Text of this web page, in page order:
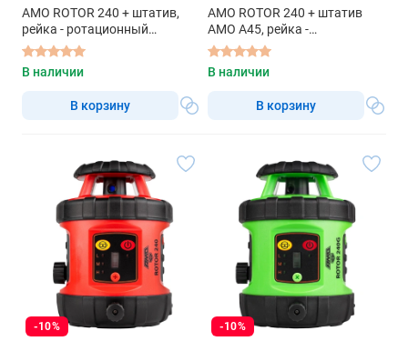
AMO ROTOR 240 + штатив,
рейка - ротационный
нивелир с красным лучом
В наличии
В корзину
AMO ROTOR 240 + штатив
AMO A45, рейка -
ротационный нивелир с
красным лучом
В наличии
В корзину
-10% -10%